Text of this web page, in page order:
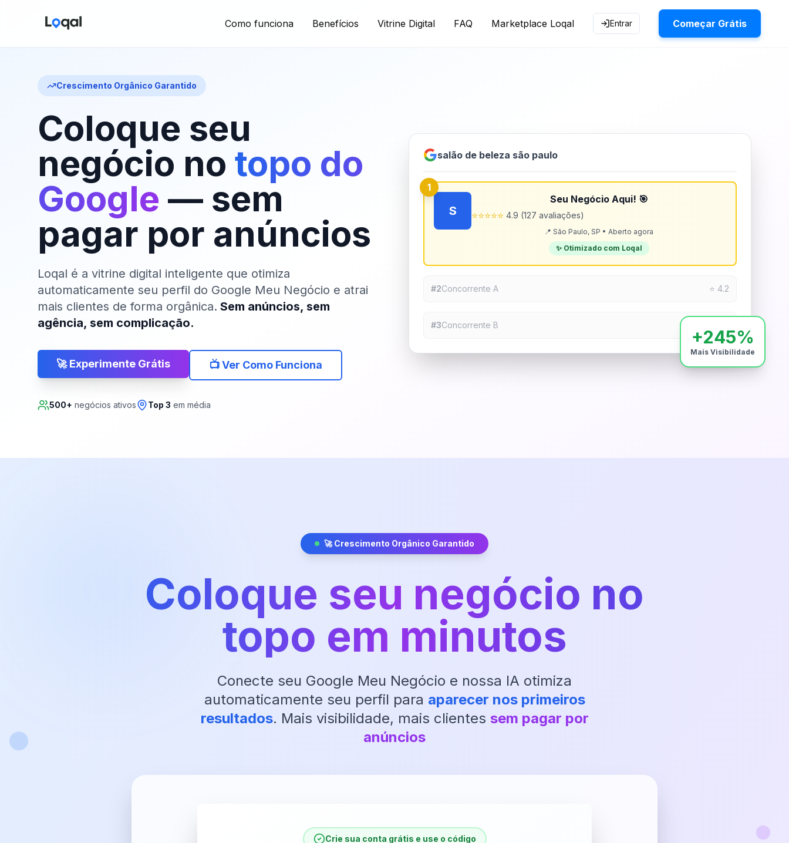
Como funciona Benefícios Vitrine Digital FAQ Marketplace Loqal Entrar Começar Grátis
Crescimento Orgânico Garantido
Coloque seu
negócio no topo do
Google — sem
pagar por anúncios
Loqal é a vitrine digital inteligente que otimiza
automaticamente seu perfil do Google Meu Negócio e atrai
mais clientes de forma orgânica. Sem anúncios, sem
agência, sem complicação.
🚀 Experimente Grátis 📺 Ver Como Funciona
500+ negócios ativos Top 3 em média
salão de beleza são paulo
1
S
Seu Negócio Aqui! 🎯
⭐⭐⭐⭐⭐ 4.9 (127 avaliações)
📍 São Paulo, SP • Aberto agora
✨ Otimizado com Loqal
#2Concorrente A ⭐ 4.2
#3Concorrente B
+245%
Mais Visibilidade
🚀 Crescimento Orgânico Garantido
Coloque seu negócio no
topo em minutos
Conecte seu Google Meu Negócio e nossa IA otimiza
automaticamente seu perfil para aparecer nos primeiros
resultados. Mais visibilidade, mais clientes sem pagar por
anúncios
Crie sua conta grátis e use o código